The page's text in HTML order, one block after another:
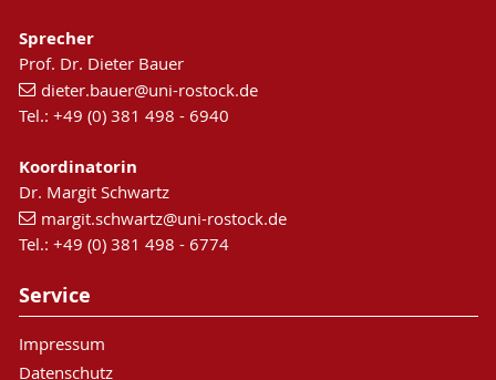
Sprecher
Prof. Dr. Dieter Bauer
dieter.bauer@uni-rostock.de
Tel.: +49 (0) 381 498 - 6940
Koordinatorin
Dr. Margit Schwartz
margit.schwartz@uni-rostock.de
Tel.: +49 (0) 381 498 - 6774
Service
Impressum
Datenschutz